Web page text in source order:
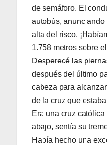
de semáforo. El
autobús, anunciando
alta del risco.
1.758 metros sobre
Desperecé las
después del último
cabeza para
de la cruz que
Era una cruz
abajo, sentía su
Había hecho una